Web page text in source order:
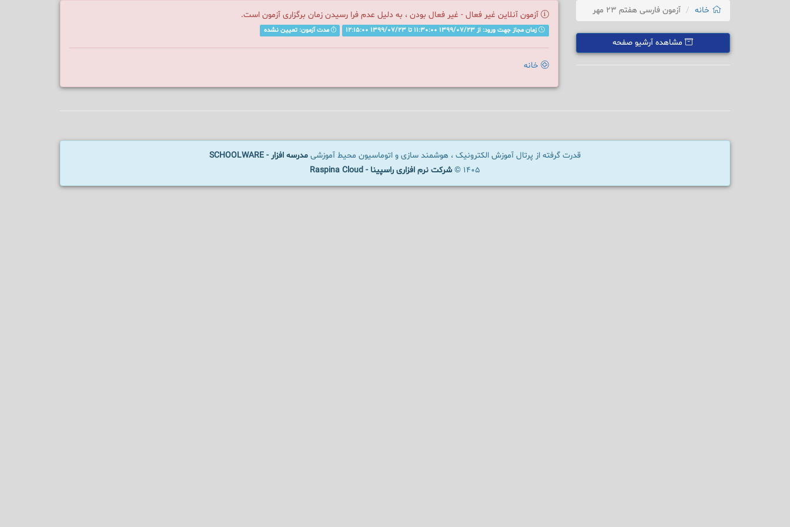
آزمون آنلاین غیر فعال - غیر فعال بودن ، به دلیل عدم فرا رسیدن زمان برگزاری آزمون است.
زمان مجاز جهت ورود: از 1399/07/23 11:30:00 تا 1399/07/23 12:15:00 مدت آزمون: تعیین نشده
خانه
خانه آزمون فارسی هفتم 23 مهر
مشاهده آرشیو صفحه
قدرت گرفته از پرتال آموزش الکترونیک ، هوشمند سازی و اتوماسیون محیط آموزشی مدرسه افزار - SCHOOLWARE
1405 ©
شرکت نرم افزاری راسپینا - Raspina Cloud